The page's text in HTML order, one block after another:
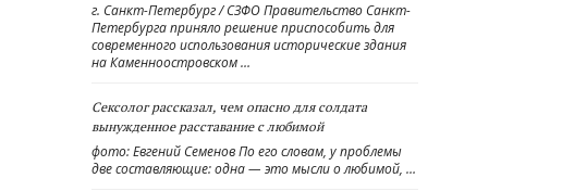
г. Санкт-Петербург / СЗФО Правительство Санкт-
Петербурга приняло решение приспособить для
современного использования исторические здания
на Каменноостровском …
Сексолог рассказал, чем опасно для солдата
вынужденное расставание с любимой
фото: Евгений Семенов По его словам, у проблемы
две составляющие: одна — это мысли о любимой, …